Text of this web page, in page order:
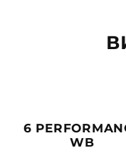
6 PERFORMANCE
WB